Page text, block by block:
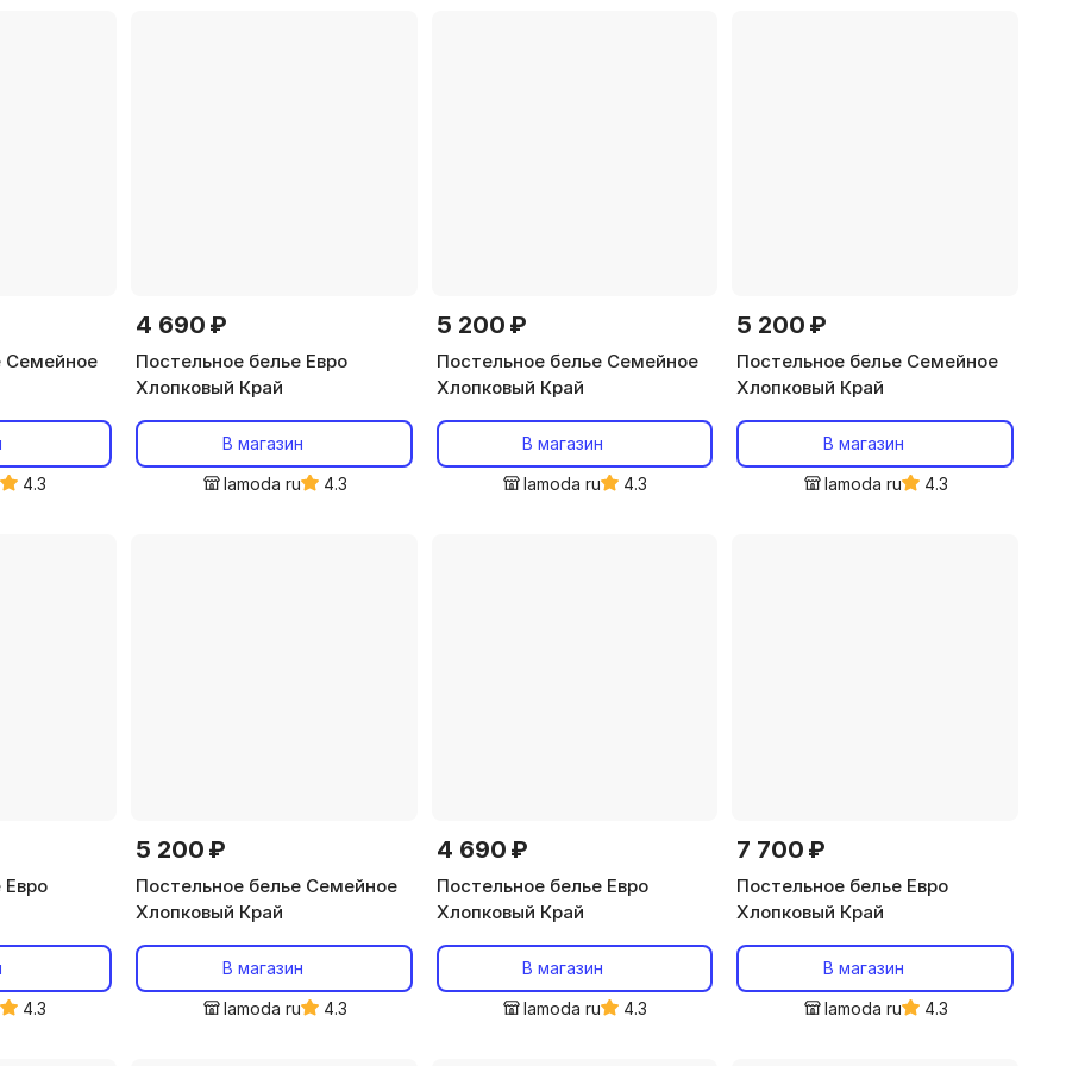
Семейное
4.3
4 690 ₽
Постельное белье Евро
Хлопковый Край
В магазин
lamoda ru
4.3
5 200 ₽
Постельное белье Семейное
Хлопковый Край
В магазин
lamoda ru
4.3
5 200 ₽
Постельное белье Семейное
Хлопковый Край
В магазин
lamoda ru
4.3
Евро
4.3
5 200 ₽
Постельное белье Семейное
Хлопковый Край
В магазин
lamoda ru
4.3
4 690 ₽
Постельное белье Евро
Хлопковый Край
В магазин
lamoda ru
4.3
7 700 ₽
Постельное белье Евро
Хлопковый Край
В магазин
lamoda ru
4.3